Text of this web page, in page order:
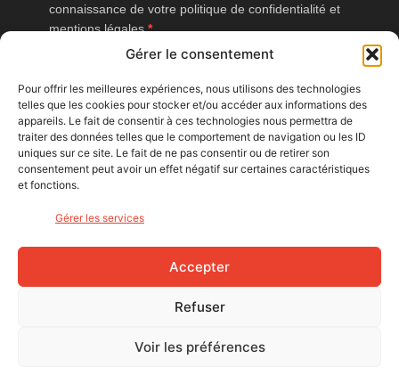
Gérer le consentement
Pour offrir les meilleures expériences, nous utilisons des technologies
telles que les cookies pour stocker et/ou accéder aux informations des
appareils. Le fait de consentir à ces technologies nous permettra de
traiter des données telles que le comportement de navigation ou les ID
uniques sur ce site. Le fait de ne pas consentir ou de retirer son
consentement peut avoir un effet négatif sur certaines caractéristiques
et fonctions.
Gérer les services
Accepter
Refuser
Voir les préférences
connaissance de votre politique de confidentialité et
mentions légales.
Vous pouvez vous désinscrire à tout moment en cliquant sur le lien
J'accepte que Bike Café mesure l'ouverture des
newsletters afin d'améliorer les contenus proposés.
S'INSCRIRE
NOUS SUIVRE